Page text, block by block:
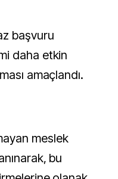
başvuru
daha etkin
amaçlandı.
meslek
bu